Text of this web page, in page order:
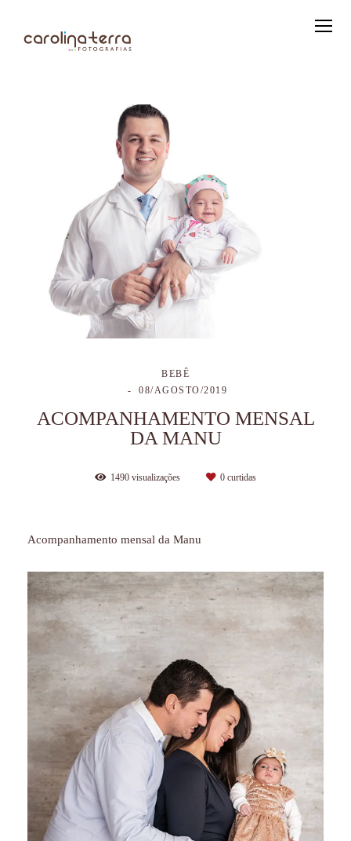
BEBÊ
08/AGOSTO/2019
ACOMPANHAMENTO MENSAL
DA MANU
1490 visualizações 0 curtidas
Acompanhamento mensal da Manu